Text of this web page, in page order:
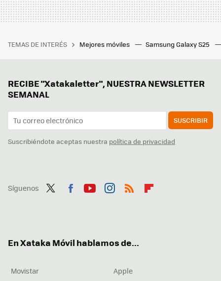
TEMAS DE INTERÉS Mejores móviles Samsung Galaxy S25
RECIBE "Xatakaletter", NUESTRA NEWSLETTER
SEMANAL
SUSCRIBIR
Suscribiéndote aceptas nuestra política de privacidad
Síguenos
En Xataka Móvil hablamos de...
Movistar
Apple